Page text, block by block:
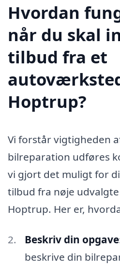
Hvordan
når du skal
tilbud fra et
Hoptrup?
Vi forstår vigtigheden
bilreparation udføres
vi gjort det muligt for
tilbud fra nøje
Hoptrup. Her er,
Beskriv din opgave
beskrive din